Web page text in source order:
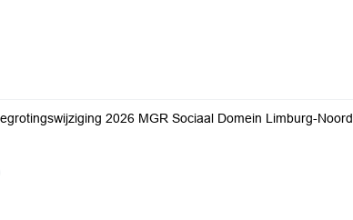
2026 MGR Sociaal Domein Limburg-Noord